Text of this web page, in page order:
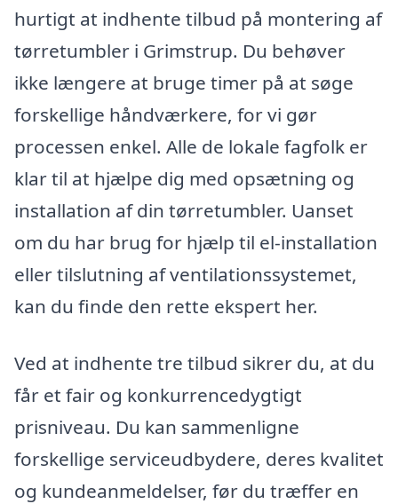
hurtigt at indhente tilbud på montering af
tørretumbler i Grimstrup. Du behøver
ikke længere at bruge timer på at søge
forskellige håndværkere, for vi gør
processen enkel. Alle de lokale fagfolk er
klar til at hjælpe dig med opsætning og
installation af din tørretumbler. Uanset
om du har brug for hjælp til el-installation
eller tilslutning af ventilationssystemet,
kan du finde den rette ekspert her.
Ved at indhente tre tilbud sikrer du, at du
får et fair og konkurrencedygtigt
prisniveau. Du kan sammenligne
forskellige serviceudbydere, deres kvalitet
og kundeanmeldelser, før du træffer en